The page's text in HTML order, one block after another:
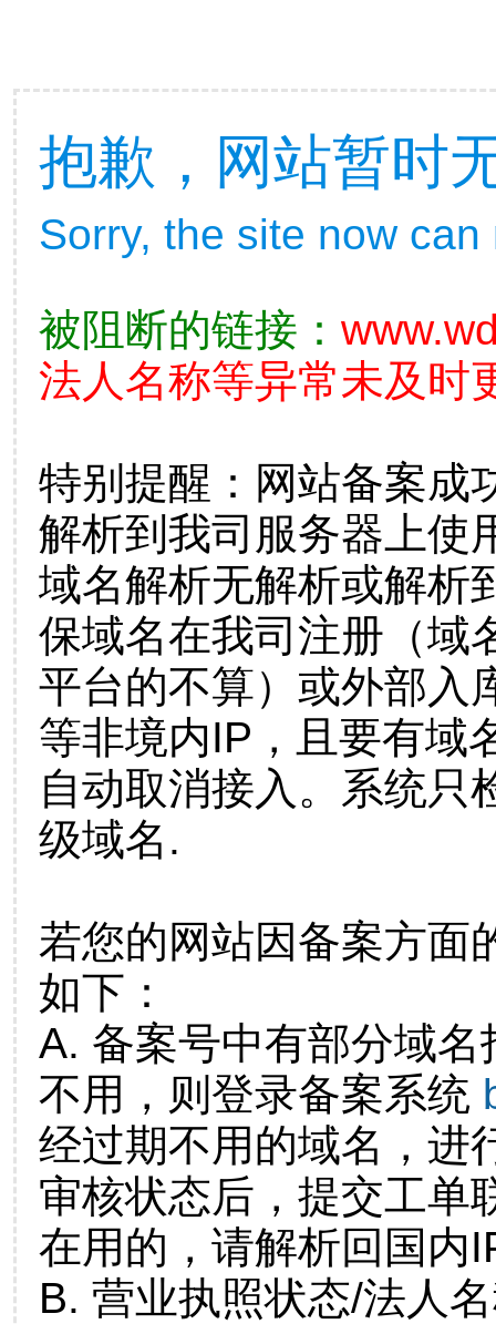
抱歉，网站暂时
Sorry, the site now
被阻断的链接：
法人名称等异常未及时
特别提醒：网站备案成
解析到我司服务器上使
域名解析无解析或解析
保域名在我司注册（域
平台的不算）或外部入
等非境内IP，且要有域
自动取消接入。系统只
级域名.
若您的网站因备案方面
如下：
A. 备案号中有部分域
不用，则登录备案系统
经过期不用的域名，进
审核状态后，提交工单
在用的，请解析回国内
B. 营业执照状态/法人